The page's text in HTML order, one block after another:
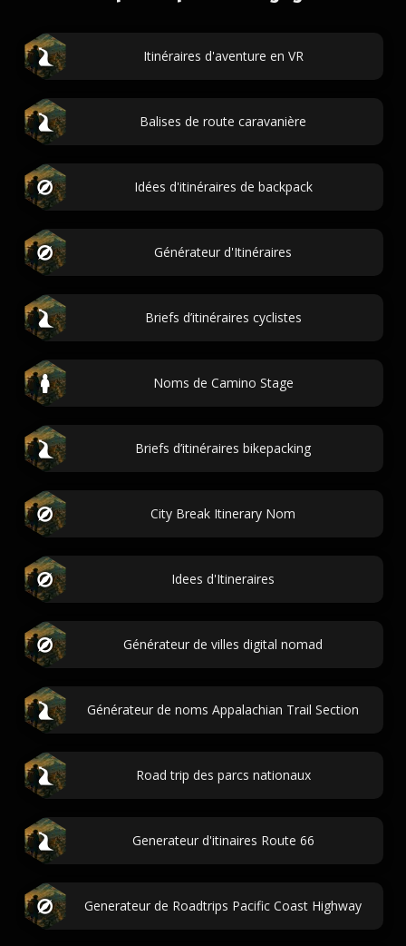
Itinéraires d'aventure en VR
Balises de route caravanière
Idées d'itinéraires de backpack
Générateur d'Itinéraires
Briefs d’itinéraires cyclistes
Noms de Camino Stage
Briefs d’itinéraires bikepacking
City Break Itinerary Nom
Idees d'Itineraires
Générateur de villes digital nomad
Générateur de noms Appalachian Trail Section
Road trip des parcs nationaux
Generateur d'itinaires Route 66
Generateur de Roadtrips Pacific Coast Highway